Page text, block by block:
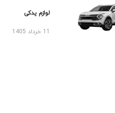
لوازم یدکی